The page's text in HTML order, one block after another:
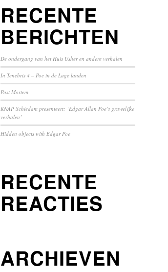
RECENTE
BERICHTEN
De ondergang van het Huis Usher en andere verhalen
In Tenebris 4 – Poe in de Lage landen
Post Mortem
KNAP Schiedam presenteert: ‘Edgar Allan Poe’s gruwelijke
verhalen’
Hidden objects with Edgar Poe
RECENTE
REACTIES
ARCHIEVEN